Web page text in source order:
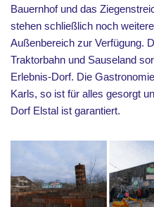
Bauernhof und das
stehen schließlich noch
Außenbereich zur Verfügung.
Traktorbahn und Sauseland
Erlebnis-Dorf. Die
Karls, so ist für alles gesorgt
Dorf Elstal ist garantiert.